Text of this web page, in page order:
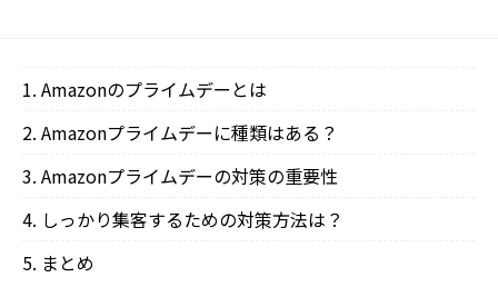
Amazonのプライムデーとは
Amazonプライムデーに種類はある？
Amazonプライムデーの対策の重要性
しっかり集客するための対策方法は？
まとめ